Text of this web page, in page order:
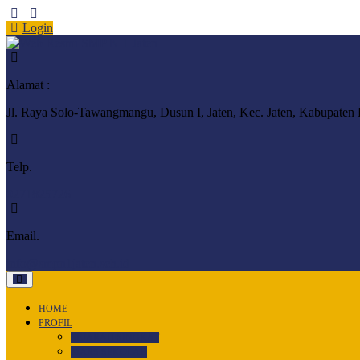
Login
Alamat :
Jl. Raya Solo-Tawangmangu, Dusun I, Jaten, Kec. Jaten, Kabupaten
Telp.
Email.
HOME
PROFIL